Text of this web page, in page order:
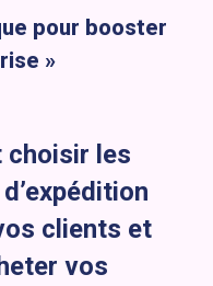
pour booster
»
choisir les
clients et
vos